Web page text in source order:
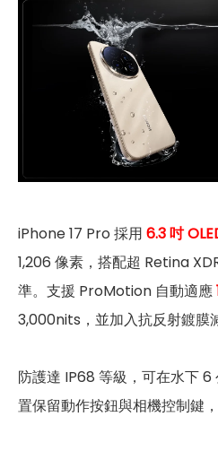
iPhone 17 Pro 採用 6.3 吋
1,206 像素，搭配超 Retina
準。支援 ProMotion 自動適應
3,000nits，並加入抗反射鍍膜
防護達 IP68 等級，可在水下
置保留動作按鈕與相機控制鍵，